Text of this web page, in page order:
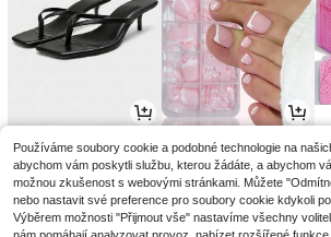
15.38€ 4.83€ 2
Používáme soubory cookie a podobné technologie na
abychom vám poskytli službu, kterou žádáte, a abychom
možnou zkušenost s webovými stránkami. Můžete
nebo nastavit své preference pro soubory cookie kdykoli
Výběrem možnosti "Přijmout vše" nastavíme všechny